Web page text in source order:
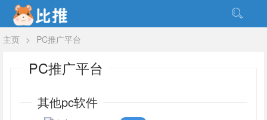
主页 > PC推广平台
PC推广平台
其他pc软件